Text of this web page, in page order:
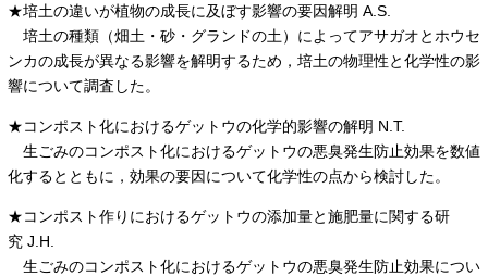
★培土の違いが植物の成長に及ぼす影響の要因解明 A.S.
培土の種類（畑土・砂・グランドの土）によってアサガオとホウセ
ンカの成長が異なる影響を解明するため，培土の物理性と化学性の影
響について調査した。
★コンポスト化におけるゲットウの化学的影響の解明 N.T.
生ごみのコンポスト化におけるゲットウの悪臭発生防止効果を数値
化するとともに，効果の要因について化学性の点から検討した。
★コンポスト作りにおけるゲットウの添加量と施肥量に関する研
究 J.H.
生ごみのコンポスト化におけるゲットウの悪臭発生防止効果につい